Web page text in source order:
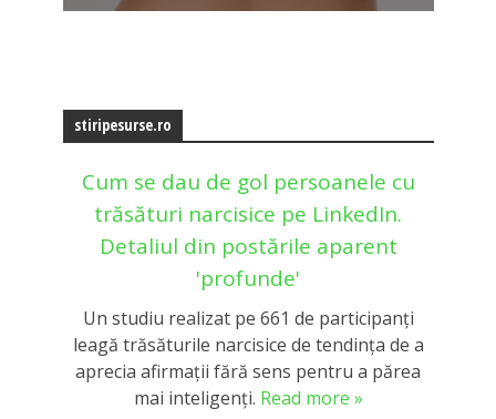
stiripesurse.ro
Cum se dau de gol persoanele cu
trăsături narcisice pe LinkedIn.
Detaliul din postările aparent
'profunde'
Un studiu realizat pe 661 de participanți
leagă trăsăturile narcisice de tendința de a
aprecia afirmații fără sens pentru a părea
mai inteligenți. Read more »